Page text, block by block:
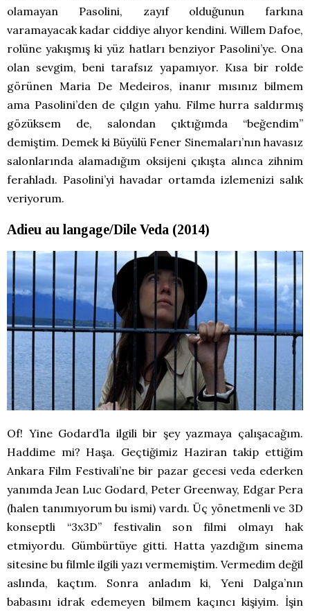
olamayan Pasolini, zayıf olduğunun farkına
varamayacak kadar ciddiye alıyor kendini. Willem Dafoe,
rolüne yakışmış ki yüz hatları benziyor Pasolini’ye. Ona
olan sevgim, beni tarafsız yapamıyor. Kısa bir rolde
görünen Maria De Medeiros, inanır mısınız bilmem
ama Pasolini’den de çılgın yahu. Filme hurra saldırmış
gözüksem de, salondan çıktığımda “beğendim”
demiştim. Demek ki Büyülü Fener Sinemaları’nın havasız
salonlarında alamadığım oksijeni çıkışta alınca zihnim
ferahladı. Pasolini’yi havadar ortamda izlemenizi salık
veriyorum.
Adieu au langage/Dile Veda (2014)
Of! Yine Godard’la ilgili bir şey yazmaya çalışacağım.
Haddime mi? Haşa. Geçtiğimiz Haziran takip ettiğim
Ankara Film Festivali’ne bir pazar gecesi veda ederken
yanımda Jean Luc Godard, Peter Greenway, Edgar Pera
(halen tanımıyorum bu ismi) vardı. Üç yönetmenli ve 3D
konseptli “3x3D” festivalin son filmi olmayı hak
etmiyordu. Gümbürtüye gitti. Hatta yazdığım sinema
sitesine bu filmle ilgili yazı vermemiştim. Vermedim değil
aslında, kaçtım. Sonra anladım ki, Yeni Dalga’nın
babasını idrak edemeyen bilmem kaçıncı kişiyim. İşin